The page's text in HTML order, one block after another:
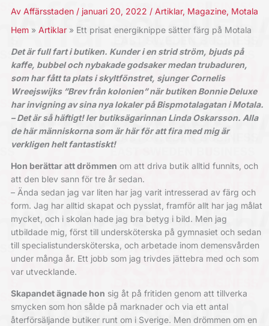
Av Affärsstaden / januari 20, 2022 / Artiklar, Magazine, Motala
Hem
Artiklar Ett prisat energiknippe sätter färg på Motala
Det är full fart i butiken. Kunder i en strid ström, bjuds på
kaffe, bubbel och nybakade godsaker medan trubaduren,
som har fått ta plats i skyltfönstret, sjunger Cornelis
Wreejswijks ”Brev från kolonien” när butiken Bonnie Deluxe
har invigning av sina nya lokaler på Bispmotalagatan i Motala.
– Det är så häftigt! ler butiksägarinnan Linda Oskarsson. Alla
de här människorna som är här för att fira med mig är
verkligen helt fantastiskt!
Hon berättar att drömmen om att driva butik alltid funnits, och
att den blev sann för tre år sedan.
– Ända sedan jag var liten har jag varit intresserad av färg och
form. Jag har alltid skapat och pysslat, framför allt har jag målat
mycket, och i skolan hade jag bra betyg i bild. Men jag
utbildade mig, först till undersköterska på gymnasiet och sedan
till specialistundersköterska, och arbetade inom demensvården
under många år. Ett jobb som jag trivdes jättebra med och som
var utvecklande.
Skapandet ägnade hon sig åt på fritiden genom att tillverka
smycken som hon sålde på marknader och via ett antal
återförsäljande butiker runt om i Sverige. Men drömmen om en